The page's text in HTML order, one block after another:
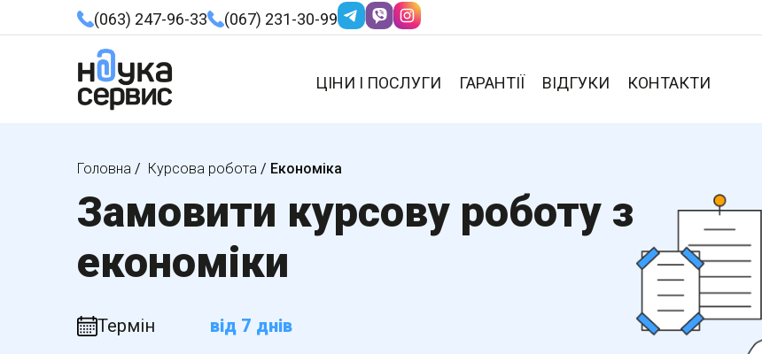
(063) 247-96-33 (067) 231-30-99
ЦІНИ І ПОСЛУГИ ГАРАНТІЇ ВІДГУКИ КОНТАКТИ
Головна / Курсова робота / Економіка
Замовити курсову роботу з
економіки
Термін
від 7 днів